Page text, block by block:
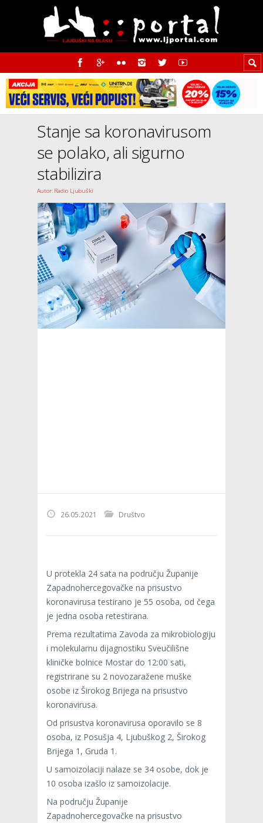
Stanje sa koronavirusom
se polako, ali sigurno
stabilizira
Autor: Radio Ljubuški
26.05.2021 Društvo
U protekla 24 sata na području Županije
Zapadnohercegovačke na prisustvo
koronavirusa testirano je 55 osoba, od čega
je jedna osoba retestirana.
Prema rezultatima Zavoda za mikrobiologiju
i molekularnu dijagnostiku Sveučilišne
kliničke bolnice Mostar do 12:00 sati,
registrirane su 2 novozaražene muške
osobe iz Širokog Brijega na prisustvo
koronavirusa.
Od prisustva koronavirusa oporavilo se 8
osoba, iz Posušja 4, Ljubuškog 2, Širokog
Brijega 1, Gruda 1.
U samoizolaciji nalaze se 34 osobe, dok je
10 osoba izašlo iz samoizolacije.
Na području Županije
Zapadnohercegovačke na prisustvo